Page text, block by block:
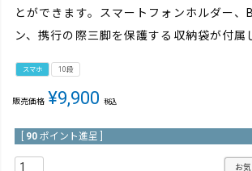
とができます。スマートフォンホルダー
ン、携行の際三脚を保護する収納袋が付属
スマホ 10段
販売価格 ¥9,900 税込
90 ポイント進呈 ]
お